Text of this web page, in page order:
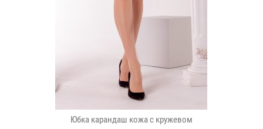
Юбка карандаш кожа с кружевом